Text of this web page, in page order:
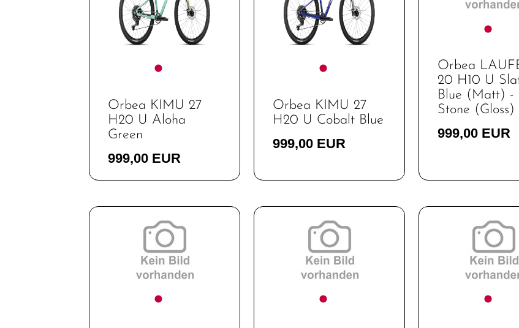
Orbea KIMU 27
H20 U Aloha
Green
999,00 EUR
Orbea KIMU 27
H20 U Cobalt Blue
999,00 EUR
Orbea
20 H10 U
Blue (Matt) -
Stone (Gloss)
999,00 EUR